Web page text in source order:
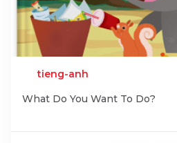
tieng-anh
What Do You Want To Do?